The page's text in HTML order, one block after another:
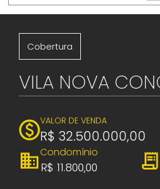
Cobertura
VILA NOVA
VALOR DE VENDA
R$ 32.500.000,00
Condomínio
R$ 11.800,00